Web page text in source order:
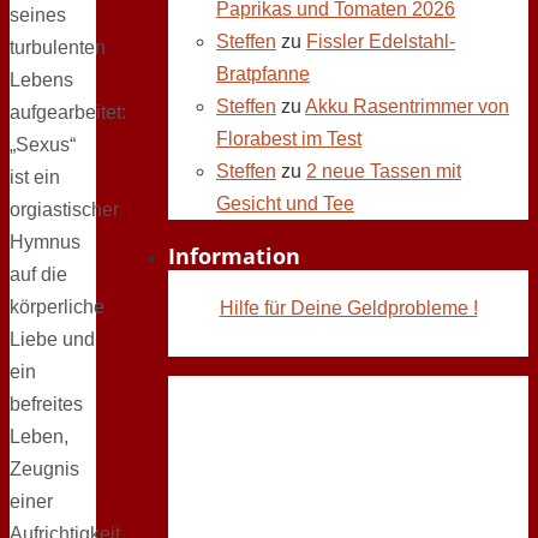
seines
turbulenten
Lebens
aufgearbeitet:
„Sexus“
ist ein
orgiastischer
Hymnus
auf die
körperliche
Liebe und
ein
befreites
Leben,
Zeugnis
einer
Aufrichtigkeit,
Paprikas und Tomaten 2026
Steffen zu Fissler Edelstahl-
Bratpfanne
Steffen zu Akku Rasentrimmer von
Florabest im Test
Steffen zu 2 neue Tassen mit
Gesicht und Tee
Information
Hilfe für Deine Geldprobleme !